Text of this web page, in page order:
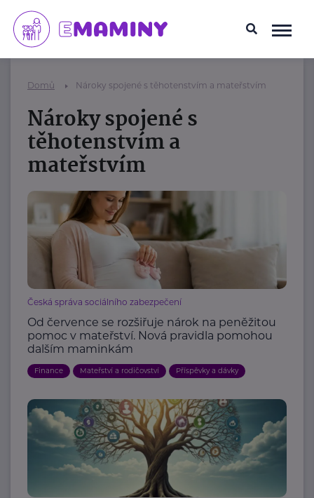
Domů Nároky spojené s těhotenstvím a mateřstvím
Nároky spojené s
těhotenstvím a
mateřstvím
Česká správa sociálního zabezpečení
Od července se rozšiřuje nárok na peněžitou
pomoc v mateřství. Nová pravidla pomohou
dalším maminkám
Finance Mateřství a rodičovství Příspěvky a dávky